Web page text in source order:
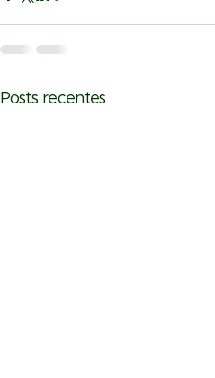
Posts recentes